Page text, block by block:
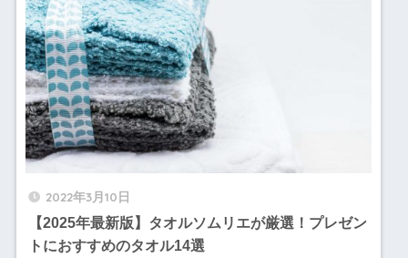
2022年3月10日
【2025年最新版】タオルソムリエが厳選！プレゼン
トにおすすめのタオル14選